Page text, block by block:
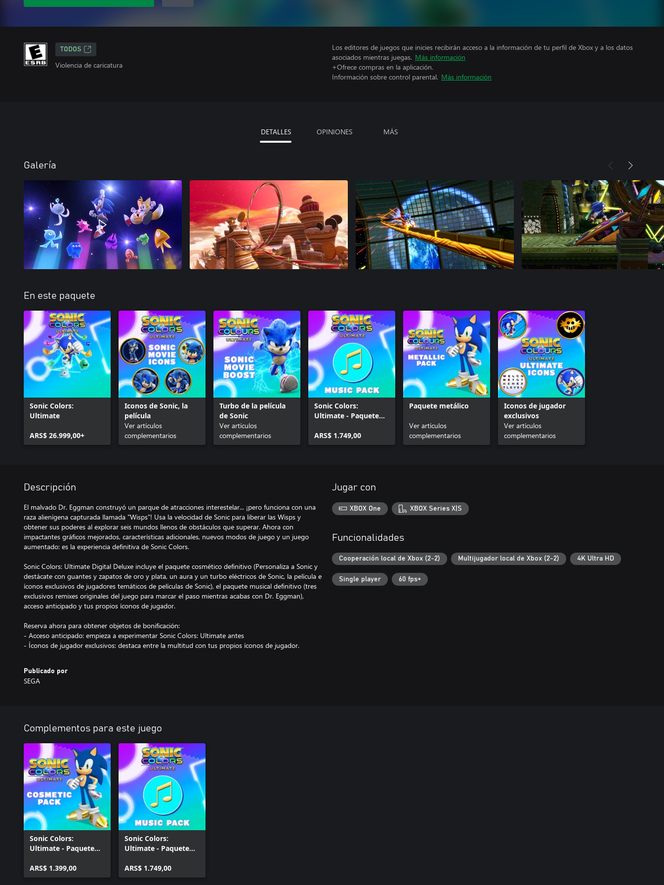
TODOS
Violencia de caricatura
Los editores de juegos que inicies recibirán acceso a la información de tu perfil de Xbox y a los datos
asociados mientras juegas. Más información
+Ofrece compras en la aplicación.
Información sobre control parental. Más información
DETALLES OPINIONES MÁS
Galería
En este paquete
Sonic Colors:
Ultimate
ARS$ 26.999,00+
Iconos de Sonic, la
película
Ver artículos
complementarios
Turbo de la película
de Sonic
Ver artículos
complementarios
Sonic Colors:
Ultimate - Paquete
ARS$ 1.749,00
Paquete metálico
Ver artículos
complementarios
Iconos de jugador
exclusivos
Ver artículos
complementarios
Descripción
El malvado Dr. Eggman construyó un parque de atracciones interestelar... ¡pero funciona con una
raza alienígena capturada llamada "Wisps"! Usa la velocidad de Sonic para liberar las Wisps y
obtener sus poderes al explorar seis mundos llenos de obstáculos que superar. Ahora con
impactantes gráficos mejorados, características adicionales, nuevos modos de juego y un juego
aumentado: es la experiencia definitiva de Sonic Colors.
Sonic Colors: Ultimate Digital Deluxe incluye el paquete cosmético definitivo (Personaliza a Sonic y
destácate con guantes y zapatos de oro y plata, un aura y un turbo eléctricos de Sonic, la película e
íconos exclusivos de jugadores temáticos de películas de Sonic), el paquete musical definitivo (tres
exclusivos remixes originales del juego para marcar el paso mientras acabas con Dr. Eggman),
acceso anticipado y tus propios íconos de jugador.
Reserva ahora para obtener objetos de bonificación:
- Acceso anticipado: empieza a experimentar Sonic Colors: Ultimate antes
- Íconos de jugador exclusivos: destaca entre la multitud con tus propios íconos de jugador.
Publicado por
SEGA
Jugar con
XBOX One XBOX Series X|S
Funcionalidades
Cooperación local de Xbox (2-2) Multijugador local de Xbox (2-2) 4K Ultra HD
Single player 60 fps+
Complementos para este juego
Sonic Colors:
Ultimate - Paquete
ARS$ 1.399,00
Sonic Colors:
Ultimate - Paquete
ARS$ 1.749,00